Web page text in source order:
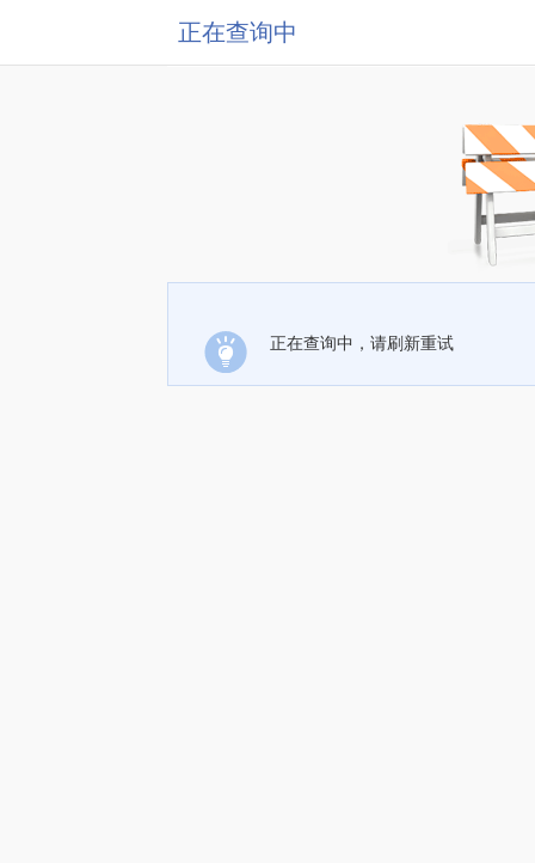
正在查询中
正在查询中，请刷新重试